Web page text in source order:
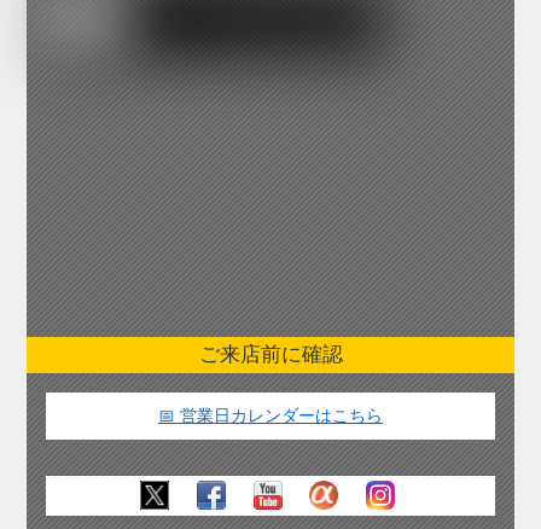
ご来店前に確認
📅 営業日カレンダーはこちら